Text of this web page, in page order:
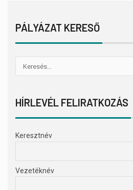
PÁLYÁZAT KERESŐ
HÍRLEVÉL FELIRATKOZÁS
Keresztnév
Vezetéknév